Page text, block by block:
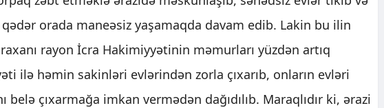
orada maneəsiz yaşamaqda davam edib. Lakin bu ilin
rayon İcra Hakimiyyətinin məmurları yüzdən artıq
ilə həmin sakinləri evlərindən zorla çıxarıb, onların evləri
belə çıxarmağa imkan vermədən dağıdılıb. Maraqlıdır ki, ərazi